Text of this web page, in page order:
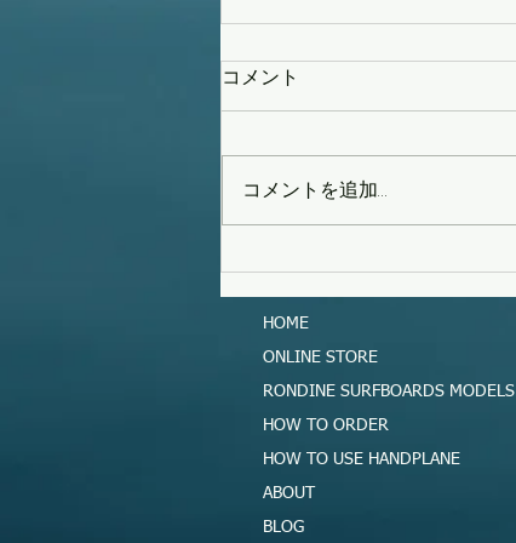
コメント
コメントを追加…
HOME
ONLINE STORE
RONDINE SURFBOARDS MODELS
HOW TO ORDER
HOW TO USE HANDPLANE
ABOUT
BLOG